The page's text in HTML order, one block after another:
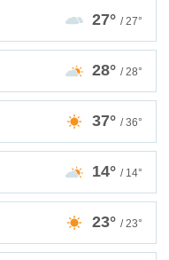
27° / 27°
28° / 28°
37° / 36°
14° / 14°
23° / 23°